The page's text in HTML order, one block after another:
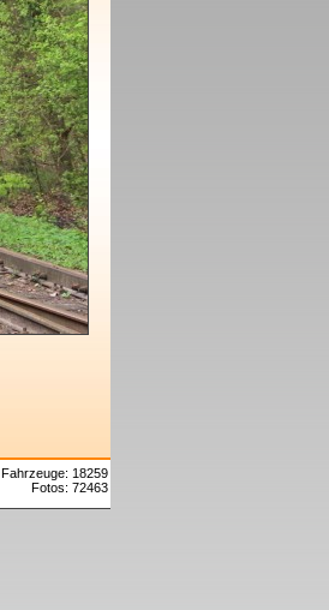
Fahrzeuge: 18259
Fotos: 72463